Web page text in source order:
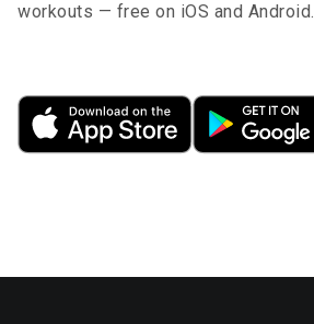
workouts — free on iOS and Android.